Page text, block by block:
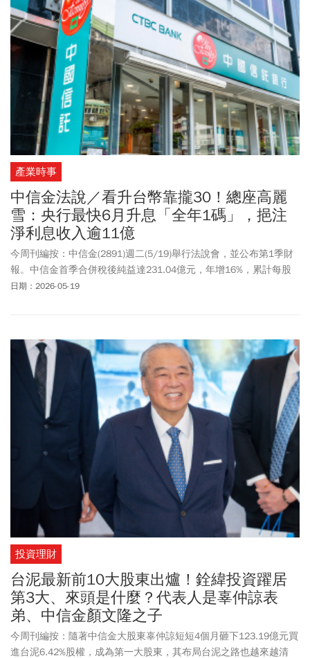
產業時事
中信金法說／看升台幣靠攏30！總座高麗
雪：央行最快6月升息「全年1碼」，挹注
淨利息收入逾11億
今周刊編按：中信金(2891)週二(5/19)舉行法說會，並公布第1季財
報。中信金首季合併稅後純益達231.04億元，年增16%，累計每股
稅後純益(EPS)為1.18元，股東權益報酬率高達18.3%，優於同業。
行、德州辦事處開業後，將申設鳳凰城分行，為客戶提供法金及個
金服務。中信金週二上漲0.6元，以55.4元作收。
日期：2026-05-19
投資理財
台泥最新前10大股東出爐！銓緯投資躍居
第3大、來頭是什麼？代表人是辜仲諒表
弟、中信金顏文隆之子
今周刊編按：隨著中信金大股東辜仲諒短短4個月砸下123.19億元買
進台泥6.42%股權，成為第一大股東，其布局台泥之路也越來越清